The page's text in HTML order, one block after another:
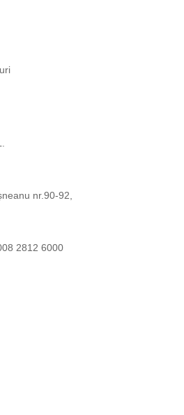
nr.90-92,
2812 6000